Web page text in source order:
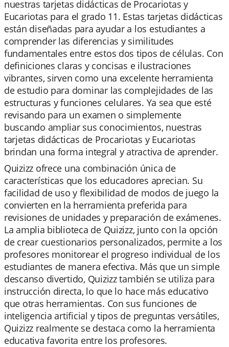
nuestras tarjetas didácticas de Procariotas y
Eucariotas para el grado 11. Estas tarjetas didácticas
están diseñadas para ayudar a los estudiantes a
comprender las diferencias y similitudes
fundamentales entre estos dos tipos de células. Con
definiciones claras y concisas e ilustraciones
vibrantes, sirven como una excelente herramienta
de estudio para dominar las complejidades de las
estructuras y funciones celulares. Ya sea que esté
revisando para un examen o simplemente
buscando ampliar sus conocimientos, nuestras
tarjetas didácticas de Procariotas y Eucariotas
brindan una forma integral y atractiva de aprender.
Quizizz ofrece una combinación única de
características que los educadores aprecian. Su
facilidad de uso y flexibilidad de modos de juego la
convierten en la herramienta preferida para
revisiones de unidades y preparación de exámenes.
La amplia biblioteca de Quizizz, junto con la opción
de crear cuestionarios personalizados, permite a los
profesores monitorear el progreso individual de los
estudiantes de manera efectiva. Más que un simple
descanso divertido, Quizizz también se utiliza para
instrucción directa, lo que lo hace más educativo
que otras herramientas. Con sus funciones de
inteligencia artificial y tipos de preguntas versátiles,
Quizizz realmente se destaca como la herramienta
educativa favorita entre los profesores.